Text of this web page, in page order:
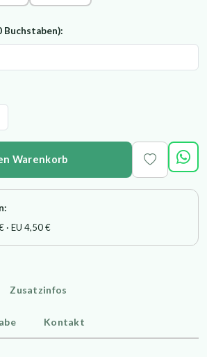
Buchstaben):
Warenkorb
· EU 4,50 €
Zusatzinfos
Kontakt